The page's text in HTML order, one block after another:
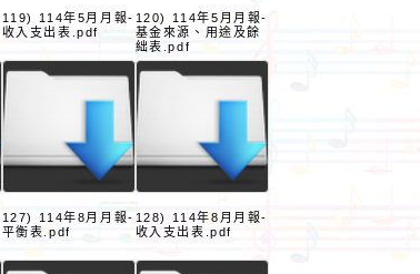
119) 114年5月月報-
收入支出表.pdf
120) 114年5月月報-
基金來源、用途及餘
絀表.pdf
127) 114年8月月報-
平衡表.pdf
128) 114年8月月報-
收入支出表.pdf